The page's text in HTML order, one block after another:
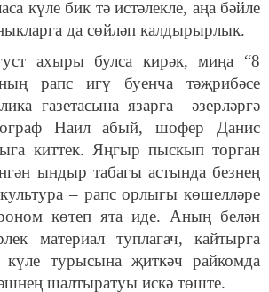
күле бик тә истәлекле, аңа бәйле
да сөйләп калдырырлык.
ахыры булса кирәк, миңа “8
рапс игү буенча тәҗрибәсе
газетасына язарга әзерләргә
Наил абый, шофер Данис
киттек. Яңгыр пыскып торган
ындыр табагы астында безнең
– рапс орлыгы көшелләре
көтеп ята иде. Аның белән
материал туплагач, кайтырга
турысына җиткәч райкомда
шалтыратуы искә төште.